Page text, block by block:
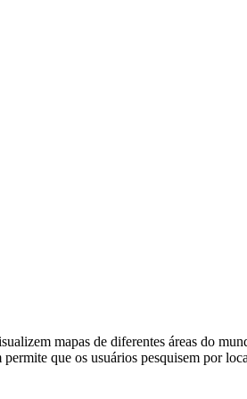
mapas de diferentes áreas do
que os usuários pesquisem por